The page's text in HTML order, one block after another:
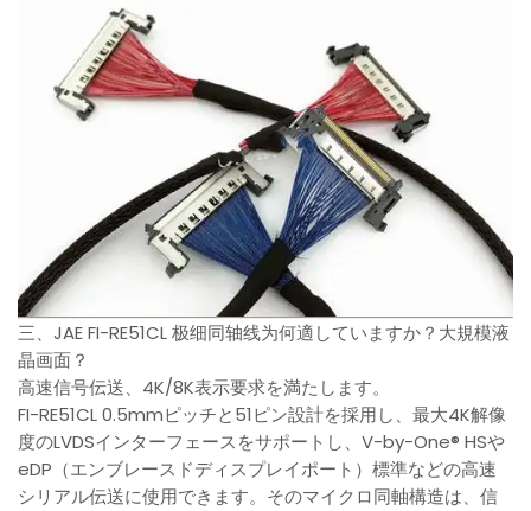
三、JAE FI-RE51CL 极细同轴线为何適していますか？大規模液
晶画面？
高速信号伝送、4K/8K表示要求を満たします。
FI-RE51CL 0.5mmピッチと51ピン設計を採用し、最大4K解像
度のLVDSインターフェースをサポートし、V-by-One® HSや
eDP（エンブレースドディスプレイポート）標準などの高速
シリアル伝送に使用できます。そのマイクロ同軸構造は、信